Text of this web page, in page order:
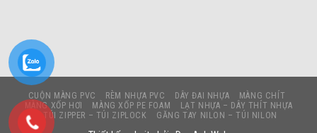
CUỘN MÀNG PVC RÈM NHỰA PVC DÂY ĐAI NHỰA
MÀNG CHÍT
MÀNG XỐP HƠI
MÀNG XỐP PE FOAM
LẠT NHỰA – DÂY THÍT NHỰA
TÚI ZIPPER – TÚI ZIPLOCK
GĂNG TAY NILON – TÚI NILON